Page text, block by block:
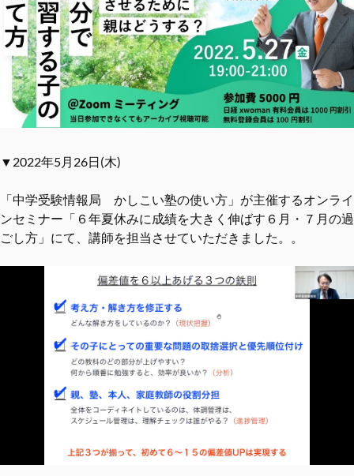
▼2022年5月26日(木)
「中学受験情報局 かしこい塾の使い方」が主催するオンライ
ンセミナー「６年夏休みに成績を大きく伸ばす６月・７月の過
ごし方」にて、講師を担当させていただきました。。